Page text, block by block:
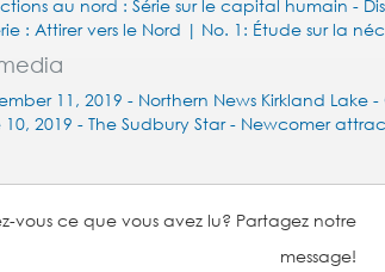
au nord : Série sur le capital humain -
: Attirer vers le Nord | No. 1: Étude sur la
11, 2019 - Northern News Kirkland
10, 2019 - The Sudbury Star - Newcomer
vous ce que vous avez lu? Partagez notre
message!